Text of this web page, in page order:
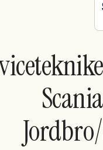
Sök med AI
Ny här? Skapa